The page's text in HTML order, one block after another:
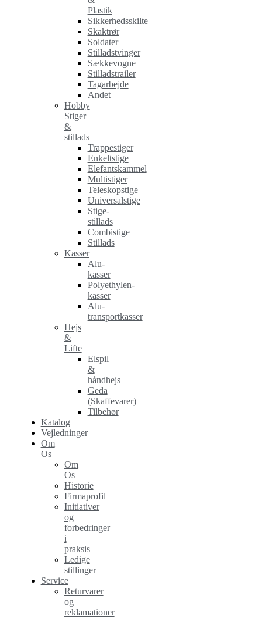
Plastik
Sikkerhedsskilte
Skaktrør
Soldater
Stilladstvinger
Sækkevogne
Stilladstrailer
Tagarbejde
Andet
Hobby
Stiger
&
stillads
Trappestiger
Enkeltstige
Elefantskammel
Multistiger
Teleskopstige
Universalstige
Stige-
stillads
Combistige
Stillads
Kasser
Alu-
kasser
Polyethylen-
kasser
Alu-
transportkasser
Hejs
&
Lifte
Elspil
&
håndhejs
Geda
(Skaffevarer)
Tilbehør
Katalog
Vejledninger
Om
Os
Om
Os
Historie
Firmaprofil
Initiativer
og
forbedringer
i
praksis
Ledige
stillinger
Service
Returvarer
og
reklamationer